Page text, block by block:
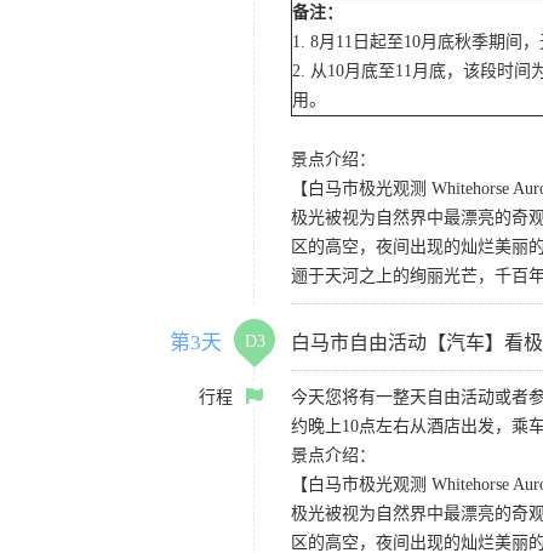
备注：
1. 8月11日起至10月底秋季期间
2. 从10月底至11月底，该段时间
用。
景点介绍：
【白马市极光观测 Whitehorse
极光被视为自然界中最漂亮的奇
区的高空，夜间出现的灿烂美丽
逦于天河之上的绚丽光芒，千百
第3天 D3 白马市自由活动【汽车】看
行程
今天您将有一整天自由活动或者
约晚上10点左右从酒店出发，乘
景点介绍：
【白马市极光观测 Whitehorse
极光被视为自然界中最漂亮的奇
区的高空，夜间出现的灿烂美丽